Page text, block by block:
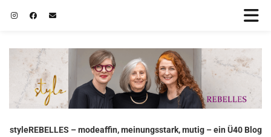
styleREBELLES – modeaffin, meinungsstark, mutig – ein Ü40 Blog